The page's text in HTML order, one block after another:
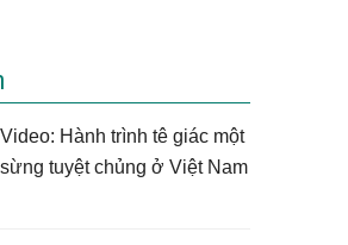
Video: Hành trình tê giác một
sừng tuyệt chủng ở Việt Nam